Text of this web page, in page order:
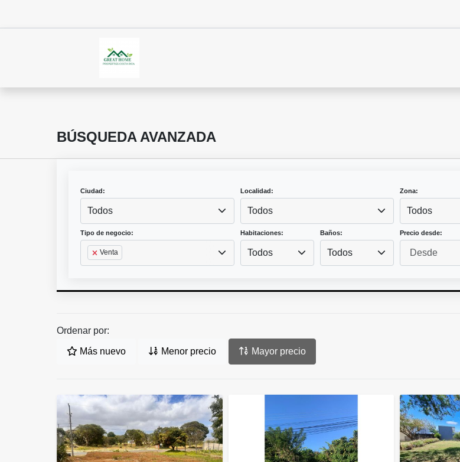
BÚSQUEDA AVANZADA
Ciudad:
Todos
Localidad:
Todos
Zona:
Todos
Tipo de negocio:
Venta
Habitaciones:
Todos
Baños:
Todos
Precio desde:
Ordenar por:
Más nuevo Menor precio Mayor precio